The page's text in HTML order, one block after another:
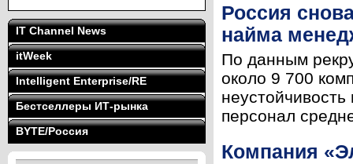
IT Channel News
itWeek
Intelligent Enterprise/RE
Бестселлеры ИТ-рынка
BYTE/Россия
Россия
найма
По данным
около 9 700
персонал
Компания